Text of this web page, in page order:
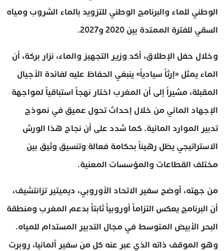
الوطني للماء والبرنامج الوطني للتزويد بالماء الشروب ومياه
السقي للفترة الممتدة بين 2020 و2027.
وخلال حفل الإطلاق، أكد وزير التجهيز والماء، نزار بركة، أن
الماء يمثل «إرثاً سيادياً» ينبغي الحفاظ عليه لفائدة الأجيال
المقبلة، مشيراً إلى أن المغرب اختار نهجاً استباقياً لمواجهة
الإجهاد المائي من خلال إحداث تحول عميق في نموذج
تدبير الموارد المائية. كما شدد على أن نجاح هذا الورش
الاستراتيجي يظل رهيناً بحكامة فعالة وتنسيق وثيق بين
مختلف القطاعات والمؤسسات المعنية.
من جهته، أوضح سفير الاتحاد الأوروبي، ديميتير تزانتشيف،
أن البرنامج يعكس التزاماً أوروبياً ثابتاً بدعم المغرب ومنطقة
البحر الأبيض المتوسط في مجال التدبير المستدام للمياه.
وهو الموقف ذاته الذي عبر عنه كل من سفير ألمانيا، روبرت